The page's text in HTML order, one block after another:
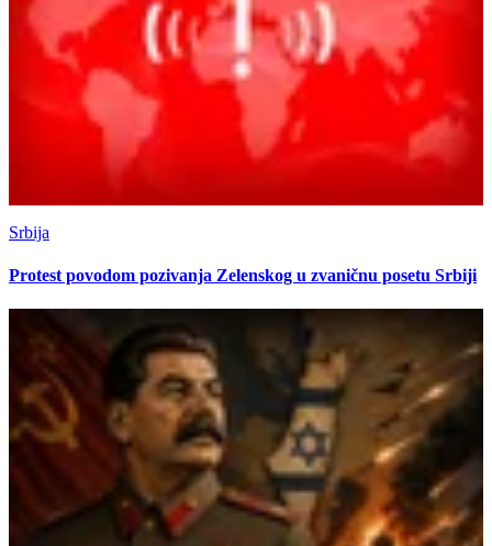
Srbija
Protest povodom pozivanja Zelenskog u zvaničnu posetu Srbiji